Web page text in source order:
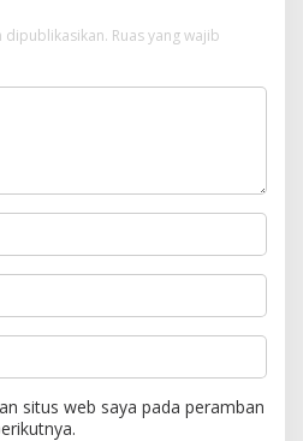
dipublikasikan. Ruas yang wajib
situs web saya pada peramban